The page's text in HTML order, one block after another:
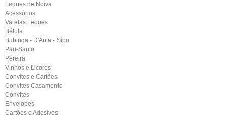
Leques de Noiva
Acessórios
Varetas Leques
Bétula
Bubinga - D'Anta - Sipo
Pau-Santo
Pereira
Vinhos e Licores
Convites e Cartões
Convites Casamento
Convites
Envelopes
Cartões e Adesivos